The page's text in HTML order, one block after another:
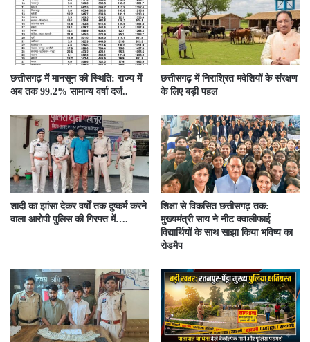
छत्तीसगढ़ में मानसून की स्थिति: राज्य में
अब तक 99.2% सामान्य वर्षा दर्ज..
छत्तीसगढ़ में निराश्रित मवेशियों के संरक्षण
के लिए बड़ी पहल
शादी का झांसा देकर वर्षों तक दुष्कर्म करने
वाला आरोपी पुलिस की गिरफ्त में….
शिक्षा से विकसित छत्तीसगढ़ तक:
मुख्यमंत्री साय ने नीट क्वालीफाई
विद्यार्थियों के साथ साझा किया भविष्य का
रोडमैप